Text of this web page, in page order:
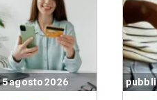
agosto 2026